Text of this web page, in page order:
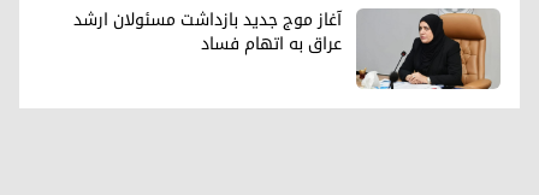
آغاز موج جدید بازداشت مسئولان ارشد
عراق به اتهام فساد